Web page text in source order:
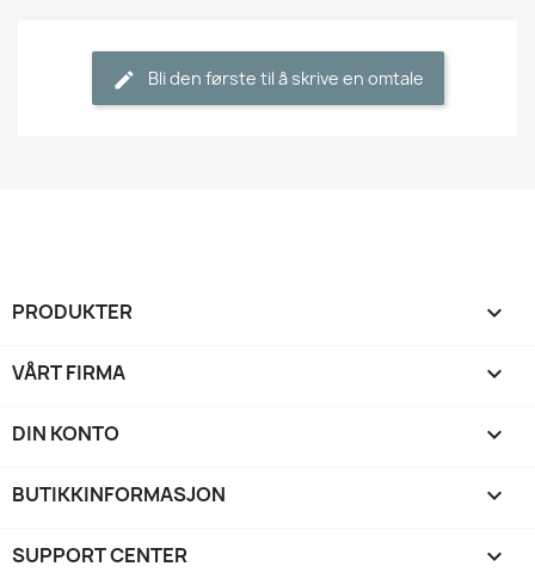
Bli den første til å skrive en omtale
PRODUKTER 
VÅRT FIRMA 
DIN KONTO 
BUTIKKINFORMASJON keyboard_arrow_down
SUPPORT CENTER 